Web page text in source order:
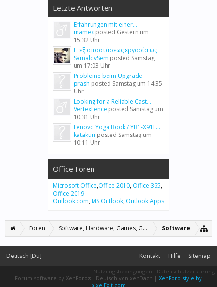
Letzte Antworten
Erfahrungen mit einer...
mamex posted Gestern um
15:32 Uhr
Η εξ αποστάσεως εργασία ως
SamalovSem posted Samstag
um 17:03 Uhr
Probleme beim Upgrade
prash posted Samstag um 14:35
Uhr
Looking for a Reliable Cast...
VertexFence posted Samstag um
10:31 Uhr
Lenovo Yoga Book / YB1-X91F...
katakuri posted Samstag um
10:11 Uhr
Office Foren
Microsoft Office,Office 2010, Office 365,
Office 2019
Outlook.com, MS Outlook, Outlook Apps
Foren Software, Hardware, Games, Grafiken Software
Deutsch [Du] Kontakt Hilfe Sitemap
Nutzungsbedingungen
Datenschutzerklärung
Forum software by XenForo® - Deutsch von xenDach | XenForo style by
pixelExit.com